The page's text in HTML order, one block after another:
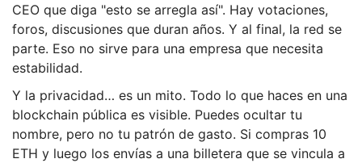
CEO que diga "esto se arregla así". Hay votaciones,
foros, discusiones que duran años. Y al final, la red se
parte. Eso no sirve para una empresa que necesita
estabilidad.
Y la privacidad… es un mito. Todo lo que haces en una
blockchain pública es visible. Puedes ocultar tu
nombre, pero no tu patrón de gasto. Si compras 10
ETH y luego los envías a una billetera que se vincula a